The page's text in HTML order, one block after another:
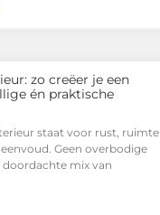
zo creëer je een
én praktische
staat voor rust, ruimte
Geen overbodige
doordachte mix van